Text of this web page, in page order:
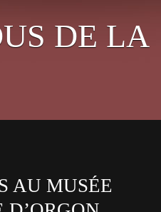
DE LA
AU MUSÉE